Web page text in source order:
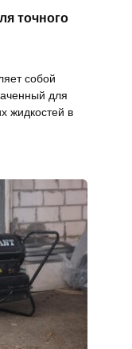
точного
собой
для
жидкостей в